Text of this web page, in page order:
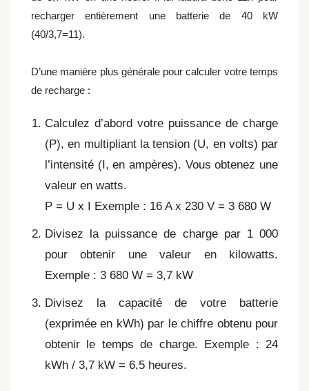
recharger entièrement une batterie de 40 kW
(40/3,7=11).
D’une manière plus générale pour calculer votre temps
de recharge :
Calculez d’abord votre puissance de charge
(P), en multipliant la tension (U, en volts) par
l’intensité (I, en ampères). Vous obtenez une
valeur en watts.
P = U x I Exemple : 16 A x 230 V = 3 680 W
Divisez la puissance de charge par 1 000
pour obtenir une valeur en kilowatts.
Exemple : 3 680 W = 3,7 kW
Divisez la capacité de votre batterie
(exprimée en kWh) par le chiffre obtenu pour
obtenir le temps de charge. Exemple : 24
kWh / 3,7 kW = 6,5 heures.